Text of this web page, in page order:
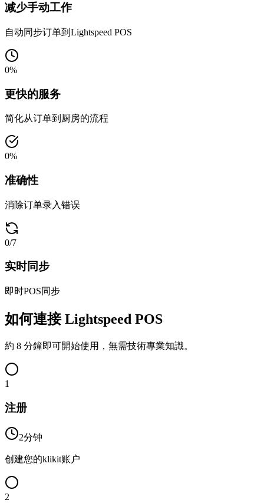
减少手动工作
自动同步订单到Lightspeed POS
0%
更快的服务
简化从订单到厨房的流程
0%
准确性
消除订单录入错误
0/7
实时同步
即时POS同步
如何連接 Lightspeed POS
約 8 分鐘即可開始使用，無需技術專業知識。
1
注册
2分钟
创建您的klikit账户
2